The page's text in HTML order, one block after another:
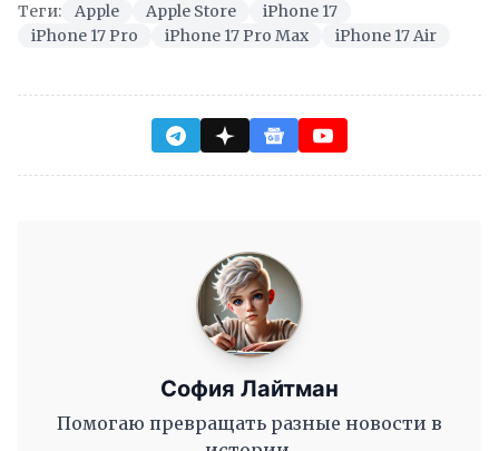
Теги: Apple Apple Store
iPhone 17
iPhone 17 Pro
iPhone 17 Pro Max iPhone 17 Air
София Лайтман
Помогаю превращать разные новости в